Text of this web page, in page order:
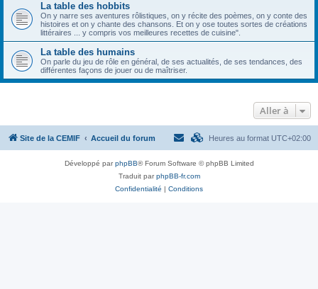
La table des hobbits
On y narre ses aventures rôlistiques, on y récite des poèmes, on y conte des
histoires et on y chante des chansons. Et on y ose toutes sortes de créations
littéraires ... y compris vos meilleures recettes de cuisine".
La table des humains
On parle du jeu de rôle en général, de ses actualités, de ses tendances, des
différentes façons de jouer ou de maîtriser.
Aller à
Site de la CEMIF Accueil du forum Heures au format UTC+02:00
Développé parphpBB® Forum Software © phpBB Limited
Traduit parphpBB-fr.com
Confidentialité | Conditions